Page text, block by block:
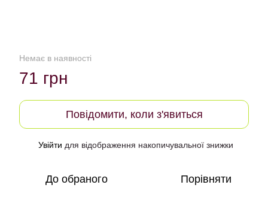
Немає в наявності
71 грн
Повідомити, коли з'явиться
Увійти для відображення накопичувальної знижки
До обраного Порівняти